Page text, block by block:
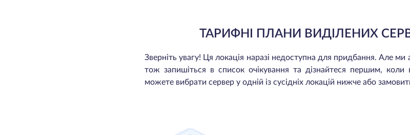
ТАРИФНІ ПЛАНИ ВИДІЛЕНИХ
Зверніть увагу! Ця локація наразі недоступна для придбання. Але
тож запишіться в список очікування та дізнайтеся першим,
можете вибрати сервер у одній із сусідніх локацій нижче або